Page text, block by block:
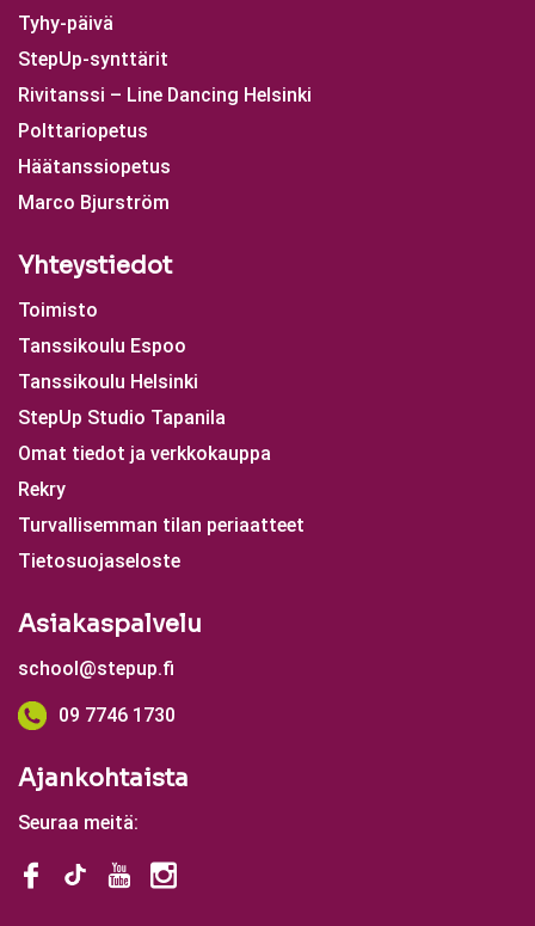
Tyhy-päivä
StepUp-synttärit
Rivitanssi – Line Dancing Helsinki
Polttariopetus
Häätanssiopetus
Marco Bjurström
Yhteystiedot
Toimisto
Tanssikoulu Espoo
Tanssikoulu Helsinki
StepUp Studio Tapanila
Omat tiedot ja verkkokauppa
Rekry
Turvallisemman tilan periaatteet
Tietosuojaseloste
Asiakaspalvelu
school@stepup.fi
09 7746 1730
Ajankohtaista
Seuraa meitä: